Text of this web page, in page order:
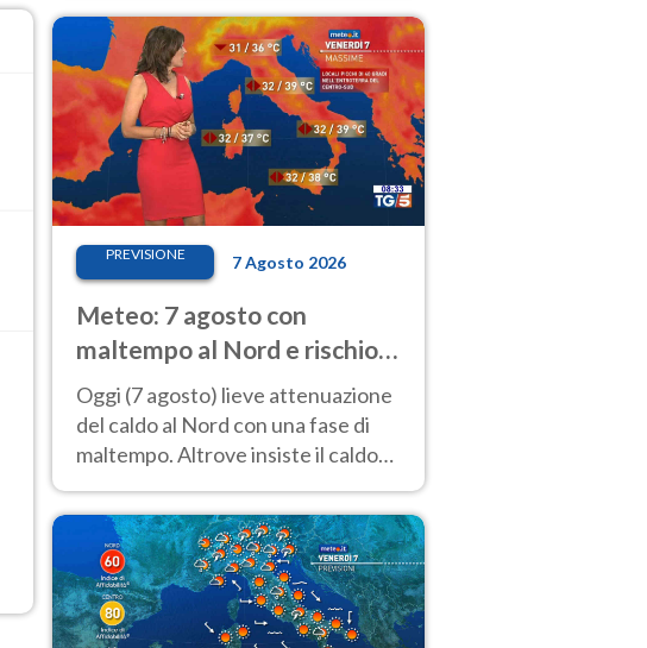
40 gradi.
PREVISIONE 7 Agosto 2026
Meteo: 7 agosto con
maltempo al Nord e rischio
nubifragi. Altrove caldo
estremo
Oggi (7 agosto) lieve attenuazione
del caldo al Nord con una fase di
maltempo. Altrove insiste il caldo
previsioni